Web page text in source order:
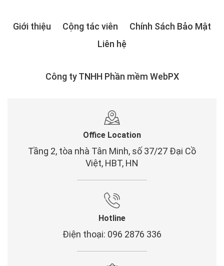
Giới thiệu Cộng tác viên
Chính Sách Bảo Mật
Liên hệ
Công ty TNHH Phần mềm WebPX
Office Location
Tầng 2, tòa nhà Tân Minh, số 37/27 Đại Cồ
Việt, HBT, HN
Hotline
Điện thoại: 096 2876 336